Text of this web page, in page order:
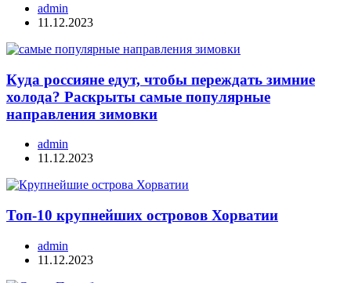
admin
11.12.2023
Куда россияне едут, чтобы переждать зимние
холода? Раскрыты самые популярные
направления зимовки
admin
11.12.2023
Топ-10 крупнейших островов Хорватии
admin
11.12.2023